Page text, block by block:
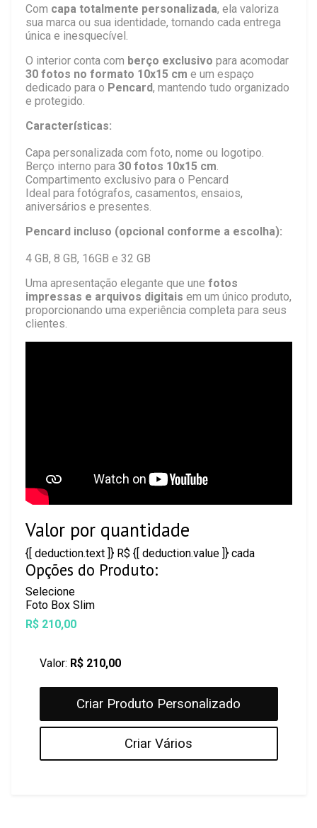
Com capa totalmente personalizada, ela valoriza
sua marca ou sua identidade, tornando cada entrega
única e inesquecível.
O interior conta com berço exclusivo para acomodar
30 fotos no formato 10x15 cm e um espaço
dedicado para o Pencard, mantendo tudo organizado
e protegido.
Características:
Capa personalizada com foto, nome ou logotipo.
Berço interno para 30 fotos 10x15 cm.
Compartimento exclusivo para o Pencard
Ideal para fotógrafos, casamentos, ensaios,
aniversários e presentes.
Pencard incluso (opcional conforme a escolha):
4 GB, 8 GB, 16GB e 32 GB
Uma apresentação elegante que une fotos
impressas e arquivos digitais em um único produto,
proporcionando uma experiência completa para seus
clientes.
Valor por quantidade
{[ deduction.text ]} R$ {[ deduction.value ]}cada
Opções do Produto:
Selecione
Foto Box Slim
R$ 210,00
Valor: R$ 210,00
Criar Produto Personalizado
Criar Vários